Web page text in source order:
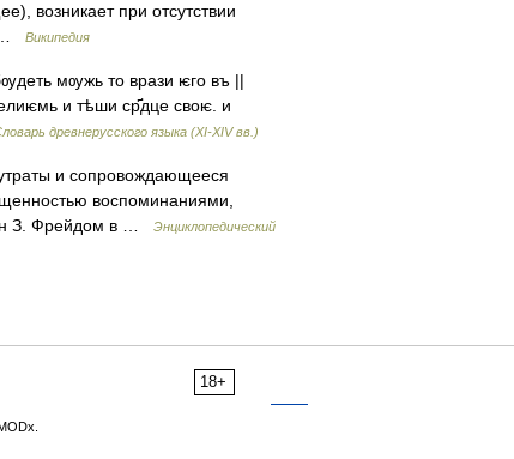
возникает при отсутствии
…
Википедия
мѹжь то врази ѥго въ ||
и тѣши ср҃дце своѥ. и
древнерусского языка (XI-XIV вв.)
и сопровождающееся
воспоминаниями,
З. Фрейдом в …
Энциклопедический
18+